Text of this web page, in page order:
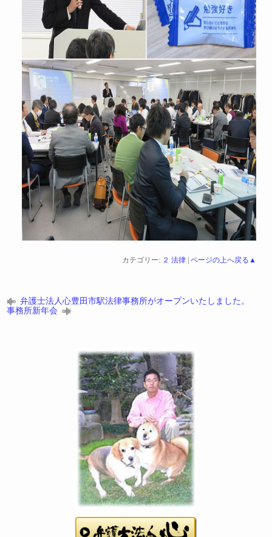
カテゴリー: ２ 法律| ページの上へ戻る▲
弁護士法人心豊田市駅法律事務所がオープンいたしました。
事務所新年会